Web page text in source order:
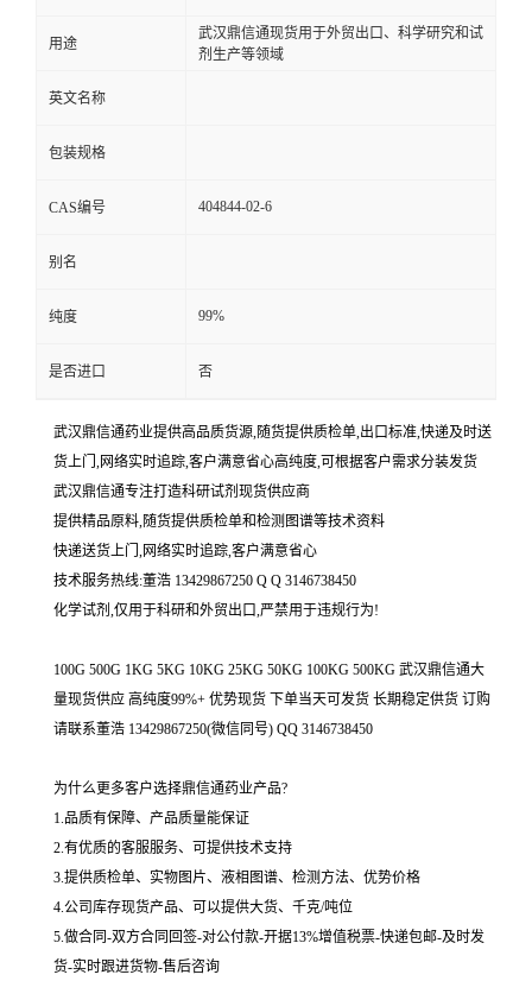
用途
武汉鼎信通现货用于外贸出口、科学研究和试
剂生产等领域
英文名称
包装规格
CAS编号 404844-02-6
别名
纯度 99%
是否进口 否
武汉鼎信通药业提供高品质货源,随货提供质检单,出口标准,快递及时送
货上门,网络实时追踪,客户满意省心高纯度,可根据客户需求分装发货
武汉鼎信通专注打造科研试剂现货供应商
提供精品原料,随货提供质检单和检测图谱等技术资料
快递送货上门,网络实时追踪,客户满意省心
技术服务热线:董浩 13429867250 Q Q 3146738450
化学试剂,仅用于科研和外贸出口,严禁用于违规行为!
100G 500G 1KG 5KG 10KG 25KG 50KG 100KG 500KG 武汉鼎信通大
量现货供应 高纯度99%+ 优势现货 下单当天可发货 长期稳定供货 订购
请联系董浩 13429867250(微信同号) QQ 3146738450
为什么更多客户选择鼎信通药业产品?
1.品质有保障、产品质量能保证
2.有优质的客服服务、可提供技术支持
3.提供质检单、实物图片、液相图谱、检测方法、优势价格
4.公司库存现货产品、可以提供大货、千克/吨位
5.做合同-双方合同回签-对公付款-开据13%增值税票-快递包邮-及时发
货-实时跟进货物-售后咨询